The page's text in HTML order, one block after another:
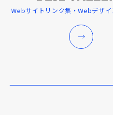
Webサイトリンク集・Webデザ